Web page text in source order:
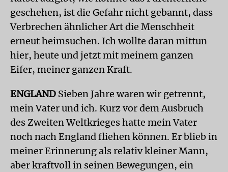
geschehen, ist die Gefahr nicht gebannt, dass
Verbrechen ähnlicher Art die Menschheit
erneut heimsuchen. Ich wollte daran mittun
hier, heute und jetzt mit meinem ganzen
Eifer, meiner ganzen Kraft.
ENGLAND Sieben Jahre waren wir getrennt,
mein Vater und ich. Kurz vor dem Ausbruch
des Zweiten Weltkrieges hatte mein Vater
noch nach England fliehen können. Er blieb in
meiner Erinnerung als relativ kleiner Mann,
aber kraftvoll in seinen Bewegungen, ein